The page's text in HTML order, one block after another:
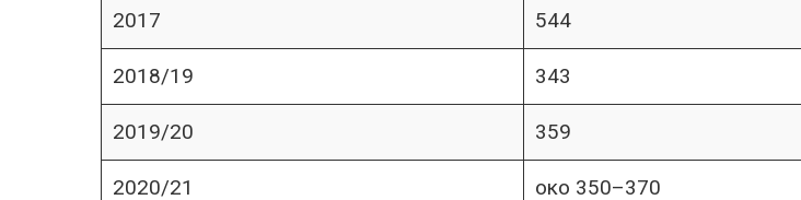
2017 544
2018/19 343
2019/20 359
2020/21 око 350–370